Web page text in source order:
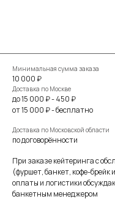
Минимальная сумма заказа
10 000 ₽
Доставка по Москве
до 15 000 ₽ - 450 ₽
от 15 000 ₽ - бесплатно
Доставка по Московской области
по договорённости
При заказе кейтеринга с
(фуршет, банкет, кофе-брейк
оплаты и логистики
банкетным менеджером